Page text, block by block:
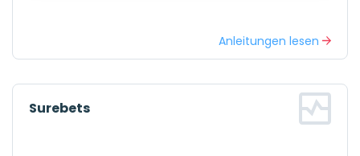
Anleitungen lesen
Surebets